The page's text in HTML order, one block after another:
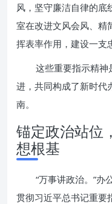
风，坚守廉洁自律的底
室在改进文风会风、精
挥表率作用，建设一支
这些重要指示精神
进，共同构成了新时代
南。
锚定政治站位
想根基
“万事讲政治。”办
贯彻习近平总书记重要